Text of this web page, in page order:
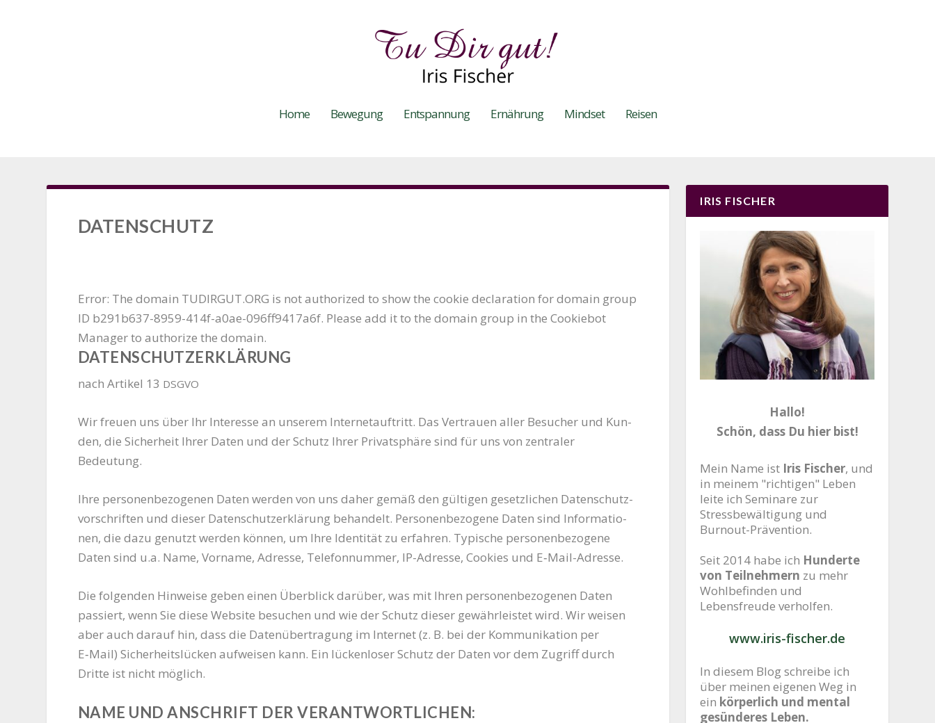
Home Bewegung Entspannung Ernährung Mindset Reisen
DATENSCHUTZ
Error: The domain TUDIRGUT.ORG is not authorized to show the cookie declaration for domain group
ID b291b637-8959-414f-a0ae-096ff9417a6f. Please add it to the domain group in the Cookiebot
Manager to authorize the domain.
DATENSCHUTZERKLÄRUNG
nach Arti­kel 13 DSGVO
Wir freu­en uns über Ihr Inter­es­se an unse­rem Inter­net­auf­tritt. Das Ver­trau­en aller Besu­cher und Kun­
den, die Sicher­heit Ihrer Daten und der Schutz Ihrer Pri­vat­sphä­re sind für uns von zen­tra­ler
Bedeutung.
Ihre per­so­nen­be­zo­ge­nen Daten wer­den von uns daher gemäß den gül­ti­gen gesetz­li­chen Daten­schutz­
vor­schrif­ten und die­ser Daten­schutz­er­klä­rung behan­delt. Per­so­nen­be­zo­ge­ne Daten sind Infor­ma­tio­
nen, die dazu genutzt wer­den kön­nen, um Ihre Iden­ti­tät zu erfah­ren. Typi­sche per­so­nen­be­zo­ge­ne
Daten sind u.a. Name, Vor­na­me, Adres­se, Tele­fon­num­mer, IP-Adres­se, Coo­kies und E‑Mail-Adres­se.
Die fol­gen­den Hin­wei­se geben einen Über­blick dar­über, was mit Ihren per­so­nen­be­zo­ge­nen Daten
pas­siert, wenn Sie die­se Web­site besu­chen und wie der Schutz die­ser gewähr­leis­tet wird. Wir wei­sen
aber auch dar­auf hin, dass die Daten­über­tra­gung im Inter­net (z. B. bei der Kom­mu­ni­ka­ti­on per
E‑Mail) Sicher­heits­lü­cken auf­wei­sen kann. Ein lücken­lo­ser Schutz der Daten vor dem Zugriff durch
Drit­te ist nicht möglich.
NAME UND ANSCHRIFT DER VERANTWORTLICHEN:
IRIS FISCHER
Hallo!
Schön, dass Du hier bist!
Mein Name ist Iris Fischer, und
in meinem "richtigen" Leben
leite ich Seminare zur
Stressbewältigung und
Burnout-Prävention.
Seit 2014 habe ich Hunderte
von Teilnehmern zu mehr
Wohlbefinden und
Lebensfreude verholfen.
www.iris-fischer.de
In diesem Blog schreibe ich
über meinen eigenen Weg in
ein körperlich und mental
gesünderes Leben.